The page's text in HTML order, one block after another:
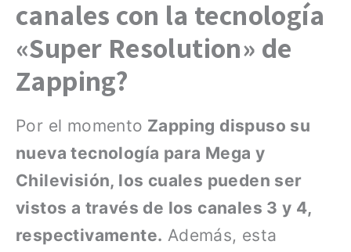
canales con la tecnología
«Super Resolution» de
Zapping?
Por el momento Zapping dispuso su
nueva tecnología para Mega y
Chilevisión, los cuales pueden ser
vistos a través de los canales 3 y 4,
respectivamente. Además, esta